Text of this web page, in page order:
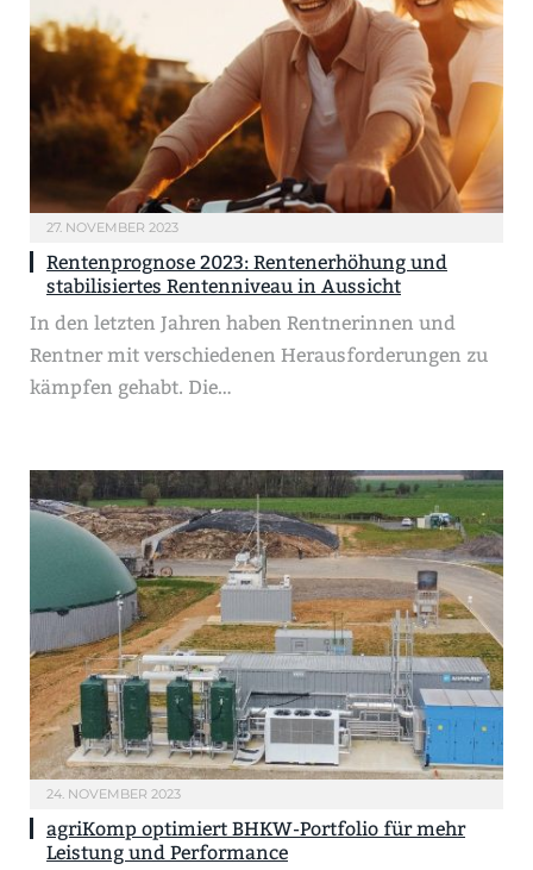
27. NOVEMBER 2023
Rentenprognose 2023: Rentenerhöhung und
stabilisiertes Rentenniveau in Aussicht
In den letzten Jahren haben Rentnerinnen und
Rentner mit verschiedenen Herausforderungen zu
kämpfen gehabt. Die…
24. NOVEMBER 2023
agriKomp optimiert BHKW-Portfolio für mehr
Leistung und Performance